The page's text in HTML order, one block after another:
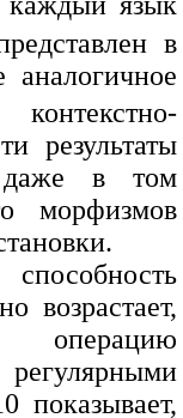
в
результаты
даже в том
морфизмов
возрастает,
показывает,